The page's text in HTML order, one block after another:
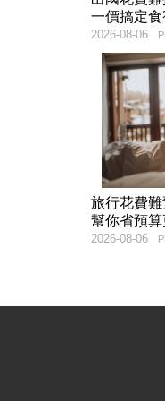
一價搞定食
2026-08-06
旅行花費
幫你省預算
2026-08-06